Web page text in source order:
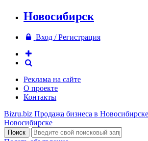
Новосибирск
Вход / Регистрация
Реклама на сайте
О проекте
Контакты
Bizru.biz Продажа бизнеса в
Новосибирске